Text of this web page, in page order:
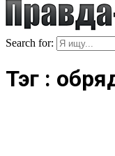
Search for:
Тэг :